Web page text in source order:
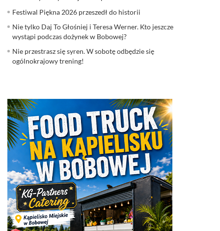
Festiwal Piękna 2026 przeszedł do historii
Nie tylko Daj To Głośniej i Teresa Werner. Kto jeszcze
wystąpi podczas dożynek w Bobowej?
Nie przestrasz się syren. W sobotę odbędzie się
ogólnokrajowy trening!